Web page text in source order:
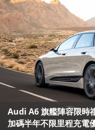
Audi A6 旗艦陣容限時
加碼半年不限里程充電